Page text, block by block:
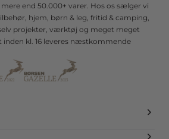
end 50.000+ varer. Hos os sælger vi
hjem, børn & leg, fritid & camping,
projekter, værktøj og meget meget
inden kl. 16 leveres næstkommende